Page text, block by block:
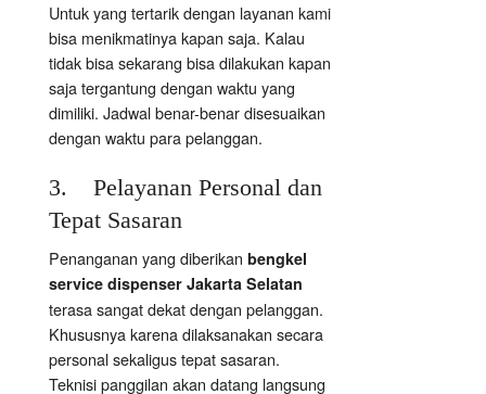
Untuk yang tertarik dengan layanan kami
bisa menikmatinya kapan saja. Kalau
tidak bisa sekarang bisa dilakukan kapan
saja tergantung dengan waktu yang
dimiliki. Jadwal benar-benar disesuaikan
dengan waktu para pelanggan.
3. Pelayanan Personal dan
Tepat Sasaran
Penanganan yang diberikan bengkel
service dispenser Jakarta Selatan
terasa sangat dekat dengan pelanggan.
Khususnya karena dilaksanakan secara
personal sekaligus tepat sasaran.
Teknisi panggilan akan datang langsung